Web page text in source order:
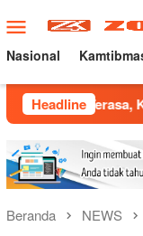
ke
konten
Menu
Mobile
Nasional
Headline
Terasa, Koramil
Beranda NEWS